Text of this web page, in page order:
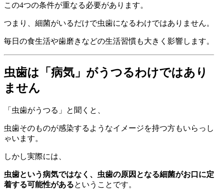
この4つの条件が重なる必要があります。
つまり、細菌がいるだけで虫歯になるわけではありません。
毎日の食生活や歯磨きなどの生活習慣も大きく影響します。
虫歯は「病気」がうつるわけではあり
ません
「虫歯がうつる」と聞くと、
虫歯そのものが感染するようなイメージを持つ方もいらっし
ゃいます。
しかし実際には、
虫歯という病気ではなく、虫歯の原因となる細菌がお口に定
着する可能性があるということです。